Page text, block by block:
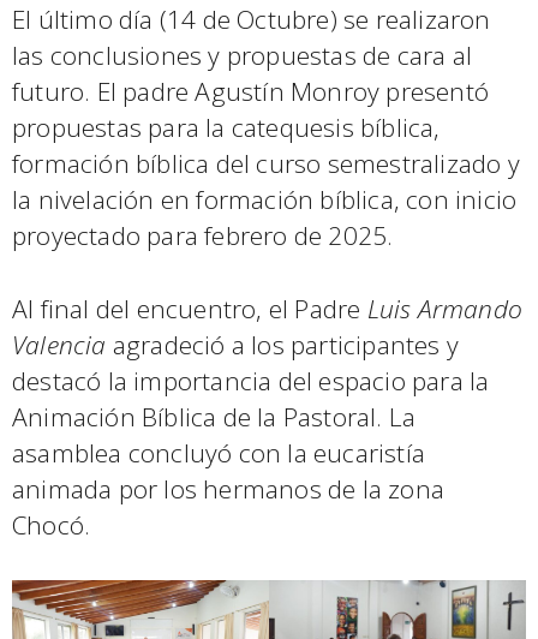
El último día (14 de Octubre) se realizaron
las conclusiones y propuestas de cara al
futuro. El padre Agustín Monroy presentó
propuestas para la catequesis bíblica,
formación bíblica del curso semestralizado y
la nivelación en formación bíblica, con inicio
proyectado para febrero de 2025.
Al final del encuentro, el Padre Luis Armando
Valencia agradeció a los participantes y
destacó la importancia del espacio para la
Animación Bíblica de la Pastoral. La
asamblea concluyó con la eucaristía
animada por los hermanos de la zona
Chocó.